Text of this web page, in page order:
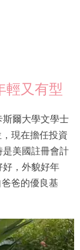
輕又有型
爾大學文學士
現在擔任投資
美國註冊會計
好，外貌好年
爸的優良基